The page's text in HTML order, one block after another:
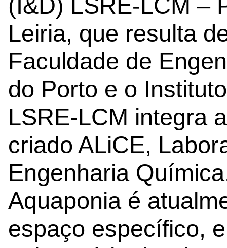
(I&D) LSRE-LCM –
Leiria, que resulta
Faculdade de
do Porto e o
LSRE-LCM integra
criado ALiCE,
Engenharia
Aquaponia é
espaço específico,